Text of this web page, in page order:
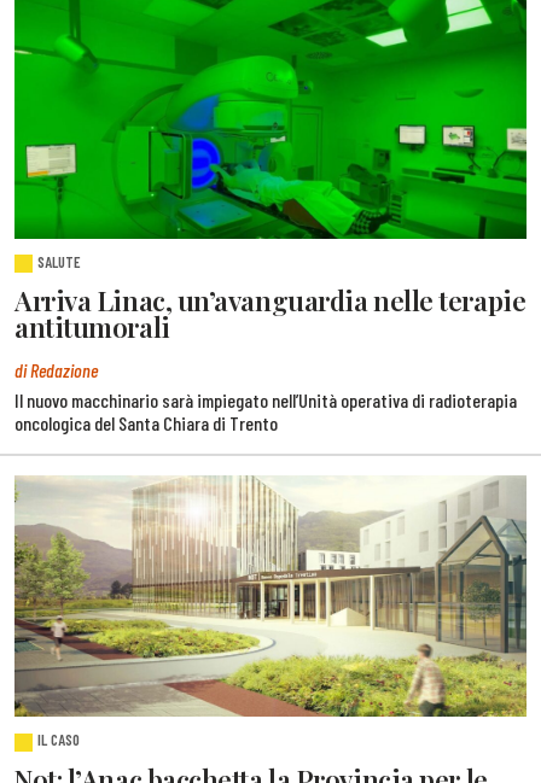
SALUTE
Arriva Linac, un’avanguardia nelle terapie
antitumorali
di Redazione
Il nuovo macchinario sarà impiegato nell’Unità operativa di radioterapia
oncologica del Santa Chiara di Trento
IL CASO